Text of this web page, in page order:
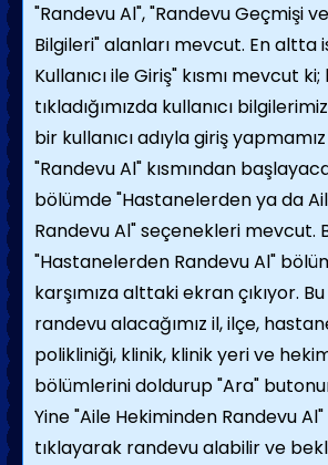
"Randevu Al", "Randevu Geçmişi
Bilgileri" alanları mevcut. En altta
Kullanıcı ile Giriş" kısmı mevcut ki;
tıkladığımızda kullanıcı
bir kullanıcı adıyla giriş
"Randevu Al" kısmından
bölümde "Hastanelerden ya da
Randevu Al" seçenekleri mevcut.
"Hastanelerden Randevu Al"
karşımıza alttaki ekran çıkıyor.
randevu alacağımız il, ilçe,
polikliniği, klinik, klinik yeri ve
bölümlerini doldurup "Ara"
Yine "Aile Hekiminden Randevu
tıklayarak randevu alabilir ve